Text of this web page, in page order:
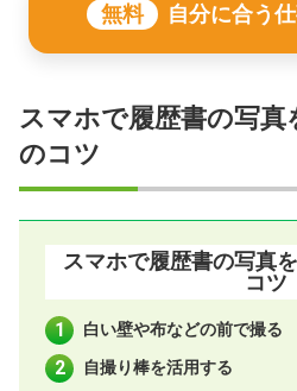
無料 自分に合う
スマホで履歴書の写真
のコツ
スマホで履歴書の写真
コツ
白い壁や布などの前で撮る
自撮り棒を活用する